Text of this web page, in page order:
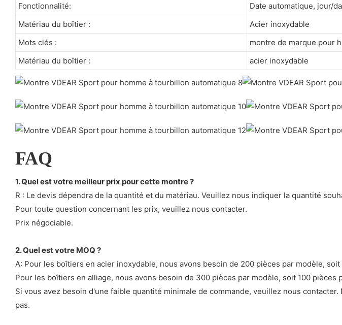
Fonctionnalité:
Date automatique, jour/
Matériau du boîtier :
Acier inoxydable
Mots clés :
montre de marque pour
Matériau du boîtier :
acier inoxydable
FAQ
1. Quel est votre meilleur prix pour cette montre ?
R : Le devis dépendra de la quantité et du matériau. Veuillez nous indiquer la quantité
Pour toute question concernant les prix, veuillez nous contacter.
Prix ​​négociable.
2. Quel est votre MOQ ?
A: Pour les boîtiers en acier inoxydable, nous avons besoin de 200 pièces par modèle,
Pour les boîtiers en alliage, nous avons besoin de 300 pièces par modèle, soit 100 pièces
Si vous avez besoin d'une faible quantité minimale de commande, veuillez nous
pas.